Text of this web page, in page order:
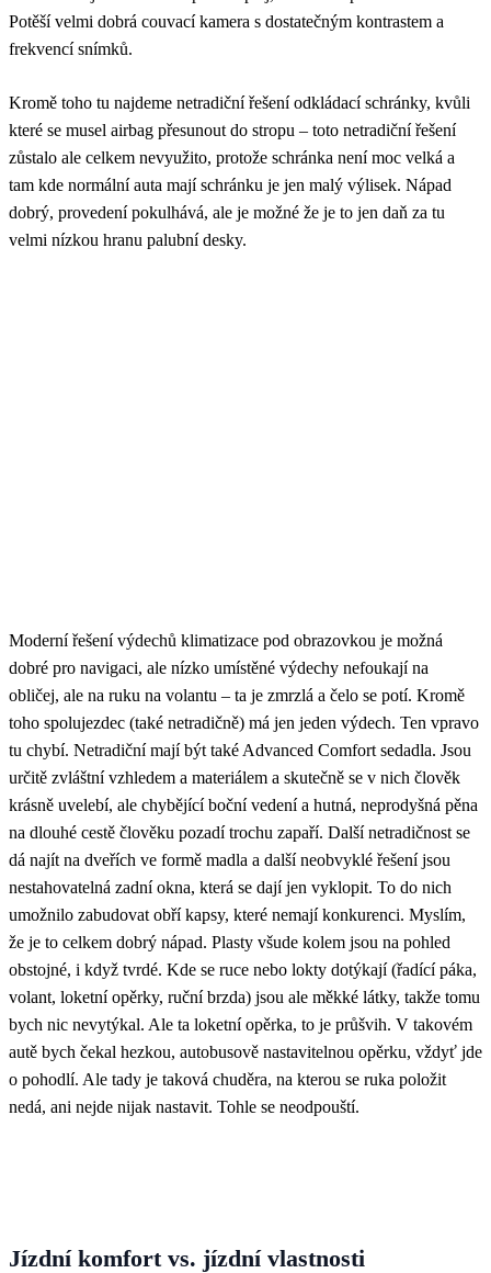
Potěší velmi dobrá couvací kamera s dostatečným kontrastem a
frekvencí snímků.
Kromě toho tu najdeme netradiční řešení odkládací schránky, kvůli
které se musel airbag přesunout do stropu – toto netradiční řešení
zůstalo ale celkem nevyužito, protože schránka není moc velká a
tam kde normální auta mají schránku je jen malý výlisek. Nápad
dobrý, provedení pokulhává, ale je možné že je to jen daň za tu
velmi nízkou hranu palubní desky.
Moderní řešení výdechů klimatizace pod obrazovkou je možná
dobré pro navigaci, ale nízko umístěné výdechy nefoukají na
obličej, ale na ruku na volantu – ta je zmrzlá a čelo se potí. Kromě
toho spolujezdec (také netradičně) má jen jeden výdech. Ten vpravo
tu chybí. Netradiční mají být také Advanced Comfort sedadla. Jsou
určitě zvláštní vzhledem a materiálem a skutečně se v nich člověk
krásně uvelebí, ale chybějící boční vedení a hutná, neprodyšná pěna
na dlouhé cestě člověku pozadí trochu zapaří. Další netradičnost se
dá najít na dveřích ve formě madla a další neobvyklé řešení jsou
nestahovatelná zadní okna, která se dají jen vyklopit. To do nich
umožnilo zabudovat obří kapsy, které nemají konkurenci. Myslím,
že je to celkem dobrý nápad. Plasty všude kolem jsou na pohled
obstojné, i když tvrdé. Kde se ruce nebo lokty dotýkají (řadící páka,
volant, loketní opěrky, ruční brzda) jsou ale měkké látky, takže tomu
bych nic nevytýkal. Ale ta loketní opěrka, to je průšvih. V takovém
autě bych čekal hezkou, autobusově nastavitelnou opěrku, vždyť jde
o pohodlí. Ale tady je taková chuděra, na kterou se ruka položit
nedá, ani nejde nijak nastavit. Tohle se neodpouští.
Jízdní komfort vs. jízdní vlastnosti